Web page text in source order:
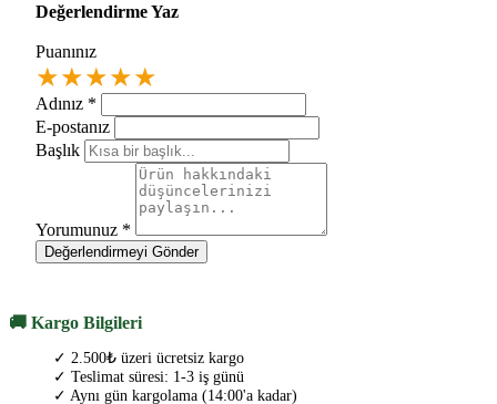
Değerlendirme Yaz
Puanınız
★★★★★
Adınız *
E-postanız
Başlık
Yorumunuz *
Değerlendirmeyi Gönder
🚚 Kargo Bilgileri
✓ 2.500₺ üzeri ücretsiz kargo
✓ Teslimat süresi: 1-3 iş günü
✓ Aynı gün kargolama (14:00'a kadar)